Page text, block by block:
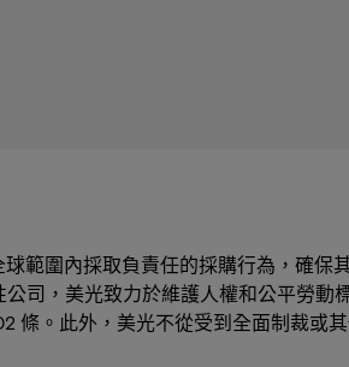
範圍內採取負責任的採購行為，確
司，美光致力於維護人權和公平勞
條。此外，美光不從受到全面制裁或